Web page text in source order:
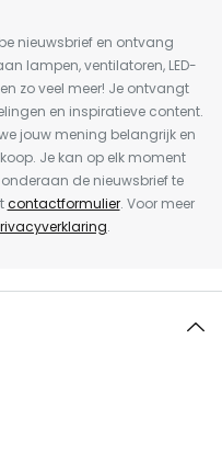
nieuwsbrief en ontvang
lampen, ventilatoren, LED-
zo veel meer! Je ontvangt
en inspiratieve content.
jouw mening belangrijk en
Je kan op elk moment
de nieuwsbrief te
contactformulier. Voor meer
.